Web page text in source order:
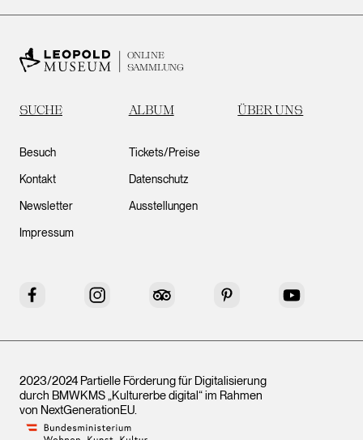
ONLINE
SAMMLUNG
SUCHE ALBUM ÜBER UNS
Besuch
Kontakt
Newsletter
Impressum
Tickets/Preise
Datenschutz
Ausstellungen
Facebook Instagram Tripadvisor Pinterest YouTube
2023/2024 Partielle Förderung für Digitalisierung
durch BMWKMS „Kulturerbe digital“ im Rahmen
von NextGenerationEU.